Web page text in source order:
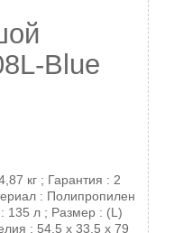
Blue
кг ; Гарантия : 2
: Полипропилен
135 л ; Размер : (L)
: 54,5 х 33,5 х 79